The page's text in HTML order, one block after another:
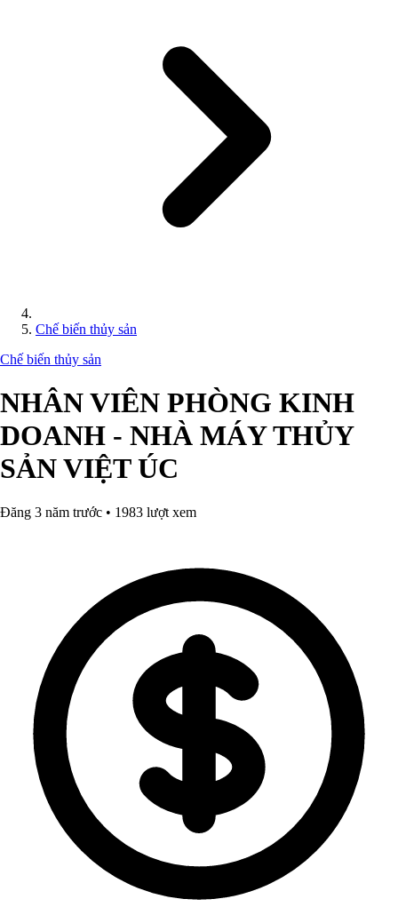
Chế biến thủy sản
Chế biến thủy sản
NHÂN VIÊN PHÒNG KINH
DOANH - NHÀ MÁY THỦY
SẢN VIỆT ÚC
Đăng 3 năm trước • 1983 lượt xem